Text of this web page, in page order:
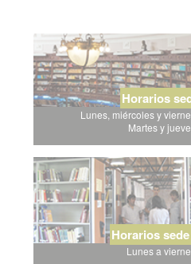
Horarios
Lunes, miércoles y
Martes y
Horarios
Lunes a